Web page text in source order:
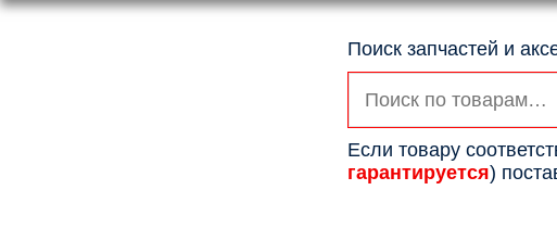
Поиск запчастей и
Если товару
гарантируется)